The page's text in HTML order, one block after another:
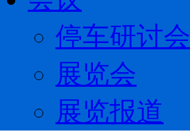
停车研讨会
展览会
展览报道